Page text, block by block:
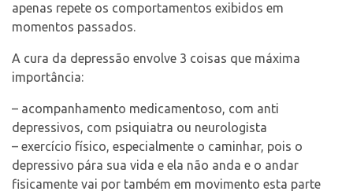
apenas repete os comportamentos exibidos em
momentos passados.
A cura da depressão envolve 3 coisas que máxima
importância:
– acompanhamento medicamentoso, com anti
depressivos, com psiquiatra ou neurologista
– exercício físico, especialmente o caminhar, pois o
depressivo pára sua vida e ela não anda e o andar
fisicamente vai por também em movimento esta parte